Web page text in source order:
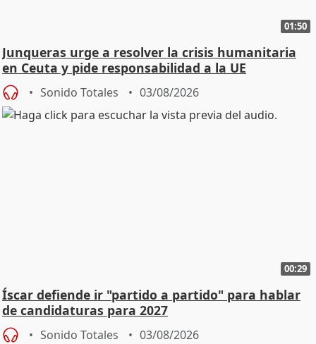
01:50
Junqueras urge a resolver la crisis humanitaria
en Ceuta y pide responsabilidad a la UE
Sonido Totales 03/08/2026
00:29
Íscar defiende ir "partido a partido" para hablar
de candidaturas para 2027
Sonido Totales 03/08/2026